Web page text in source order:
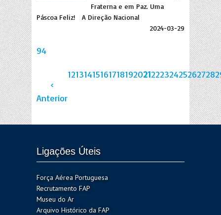
Fraterna e em Paz. Uma
Páscoa Feliz! A Direção Nacional
2024-03-29
94
‹
Anterior
1213141516171819202122232425262728
Ligações Úteis
Força Aérea Portuguesa
Recrutamento FAP
Museu do Ar
Arquivo Histórico da FAP